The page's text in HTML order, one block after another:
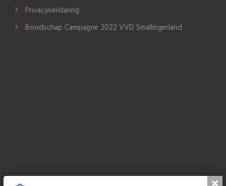
Privacyverklaring
Boodschap Campagne 2022 VVD Smallingerland